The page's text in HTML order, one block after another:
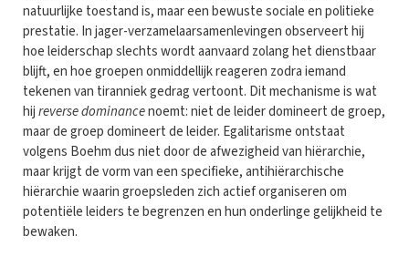
natuurlijke toestand is, maar een bewuste sociale en politieke
prestatie. In jager-verzamelaarsamenlevingen observeert hij
hoe leiderschap slechts wordt aanvaard zolang het dienstbaar
blijft, en hoe groepen onmiddellijk reageren zodra iemand
tekenen van tiranniek gedrag vertoont. Dit mechanisme is wat
hijreverse dominancenoemt: niet de leider domineert de groep,
maar de groep domineert de leider. Egalitarisme ontstaat
volgens Boehm dus niet door de afwezigheid van hiërarchie,
maar krijgt de vorm van een specifieke, antihiërarchische
hiërarchie waarin groepsleden zich actief organiseren om
potentiële leiders te begrenzen en hun onderlinge gelijkheid te
bewaken.